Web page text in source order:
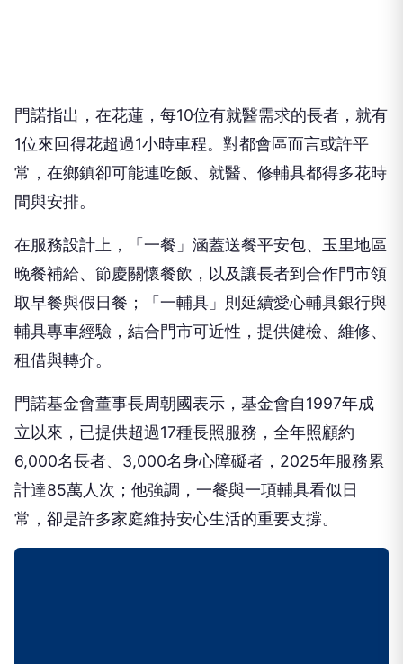
門諾指出，在花蓮，每10位有就醫需求的長者，就有
1位來回得花超過1小時車程。對都會區而言或許平
常，在鄉鎮卻可能連吃飯、就醫、修輔具都得多花時
間與安排。
在服務設計上，「一餐」涵蓋送餐平安包、玉里地區
晚餐補給、節慶關懷餐飲，以及讓長者到合作門市領
取早餐與假日餐；「一輔具」則延續愛心輔具銀行與
輔具專車經驗，結合門市可近性，提供健檢、維修、
租借與轉介。
門諾基金會董事長周朝國表示，基金會自1997年成
立以來，已提供超過17種長照服務，全年照顧約
6,000名長者、3,000名身心障礙者，2025年服務累
計達85萬人次；他強調，一餐與一項輔具看似日
常，卻是許多家庭維持安心生活的重要支撐。